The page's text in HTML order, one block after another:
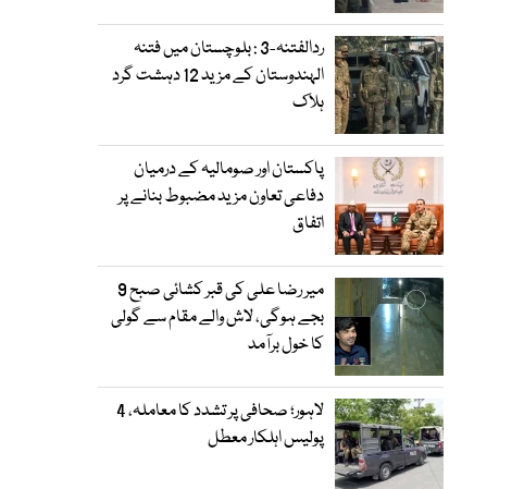
ردالفتنہ-3 : بلوچستان میں فتنہ
الہندوستان کے مزید 12 دہشت گرد
ہلاک
پاکستان اور صومالیہ کے درمیان
دفاعی تعاون مزید مضبوط بنانے پر
اتفاق
میر رضا علی کی قبر کشائی صبح 9
بجے ہوگی، لاش والے مقام سے گولی
کا خول برآمد
لاہور؛ صحافی پر تشدد کا معاملہ، 4
پولیس اہلکار معطل